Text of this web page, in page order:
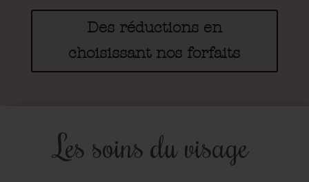
Des réductions en
choisissant nos forfaits
Les soins du visage